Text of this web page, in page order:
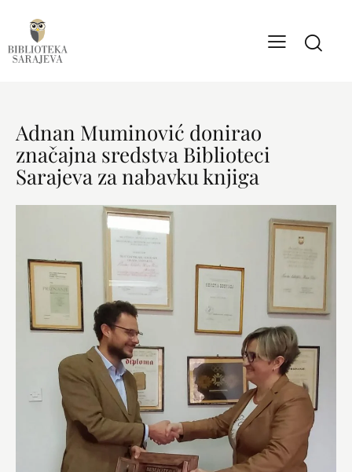
Adnan Muminović donirao
značajna sredstva Biblioteci
Sarajeva za nabavku knjiga